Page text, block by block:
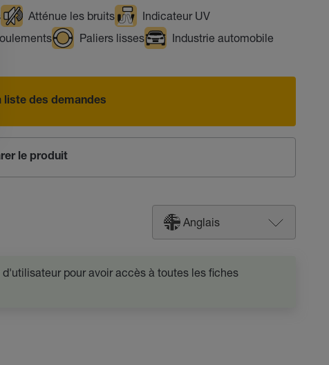
Atténue les bruits
Indicateur UV
Paliers lisses Industrie automobile
liste des demandes
le produit
Anglais
pour avoir accès à toutes les fiches